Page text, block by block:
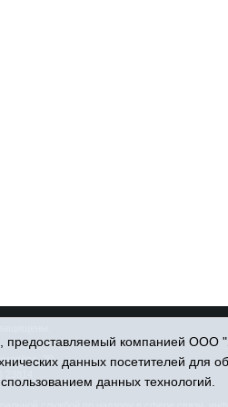
39.
предоставляемый компанией
данных посетителей для
данных технологий.